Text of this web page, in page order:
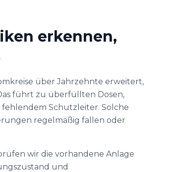
erkennen,
über Jahrzehnte erweitert,
führt zu überfüllten Dosen,
Schutzleiter. Solche
regelmäßig fallen oder
wir die vorhandene Anlage
und